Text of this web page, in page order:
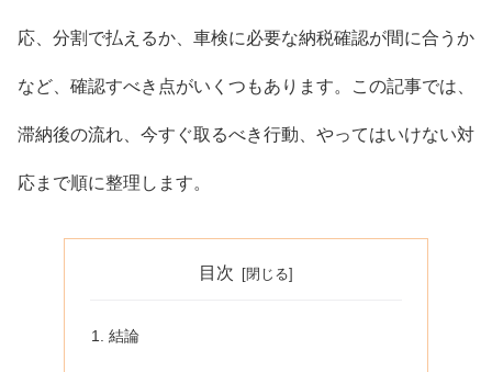
応、分割で払えるか、車検に必要な納税確認が間に合うか
など、確認すべき点がいくつもあります。この記事では、
滞納後の流れ、今すぐ取るべき行動、やってはいけない対
応まで順に整理します。
目次
結論